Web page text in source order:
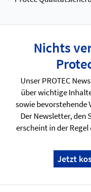
Nichts
Unser PROTEC
über wichtige
sowie bevorstehende
Der Newsletter, den
erscheint in der
Jetzt